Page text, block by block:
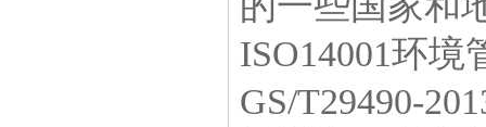
ISO14001环
GS/T29490-